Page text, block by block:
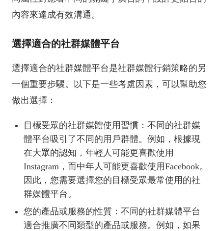
內容來達成有效溝通。
選擇適合的社群媒體平台
選擇適合的社群媒體平台是社群媒體行銷策略的另
一個重要步驟。以下是一些考慮因素，可以幫助您
做出選擇：
目標受眾的社群媒體使用習慣：不同的社群媒
體平台吸引了不同的用戶群體。例如，根據現
在大眾的認知，年輕人可能更喜歡使用
Instagram，而中年人可能更喜歡使用Facebook。
因此，您需要選擇您的目標受眾最常使用的社
群媒體平台。
您的產品或服務的性質：不同的社群媒體平台
適合推廣不同類型的產品或服務。例如，如果